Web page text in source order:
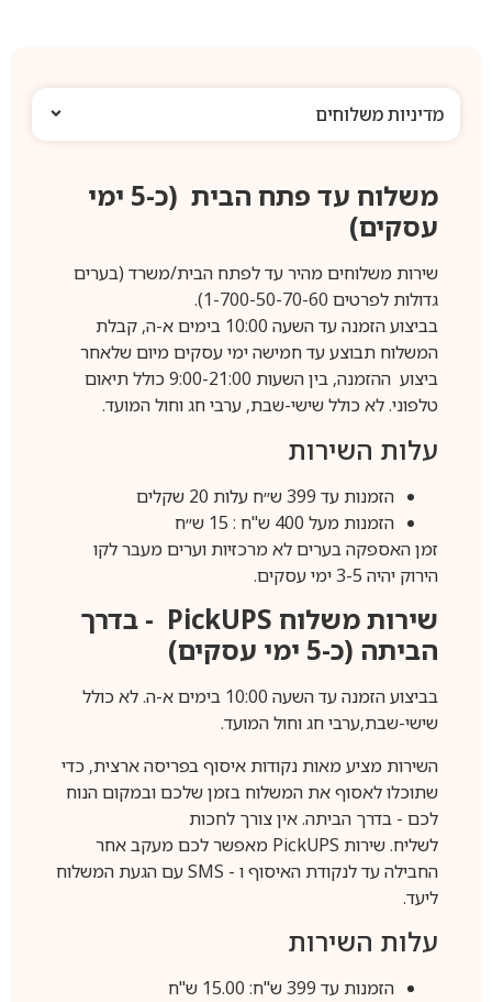
מדיניות משלוחים
משלוח עד פתח הבית (כ-5 ימי
עסקים)
שירות משלוחים מהיר עד לפתח הבית/משרד (בערים
גדולות לפרטים 1-700-50-70-60).
בביצוע הזמנה עד השעה 10:00 בימים א-ה, קבלת
המשלוח תבוצע עד חמישה ימי עסקים מיום שלאחר
ביצוע ההזמנה, בין השעות 9:00-21:00 כולל תיאום
טלפוני. לא כולל שישי-שבת, ערבי חג וחול המועד.
עלות השירות
הזמנות עד 399 ש״ח עלות 20 שקלים
הזמנות מעל 400 ש"ח : 15 ש״ח
זמן האספקה בערים לא מרכזיות וערים מעבר לקו
הירוק יהיה 3-5 ימי עסקים.
שירות משלוח PickUPS- בדרך
הביתה (כ-5 ימי עסקים)
בביצוע הזמנה עד השעה 10:00 בימים א-ה. לא כולל
שישי-שבת,ערבי חג וחול המועד.
השירות מציע מאות נקודות איסוף בפריסה ארצית, כדי
שתוכלו לאסוף את המשלוח בזמן שלכם ובמקום הנוח
לכם - בדרך הביתה. אין צורך לחכות
לשליח. שירות PickUPSמאפשר לכם מעקב אחר
החבילה עד לנקודת האיסוף ו - SMSעם הגעת המשלוח
ליעד.
עלות השירות
הזמנות עד 399 ש"ח: 15.00 ש"ח